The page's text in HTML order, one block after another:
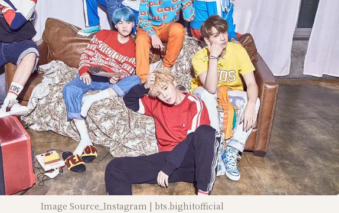
Image Source_Instagram | bts.bighitofficial